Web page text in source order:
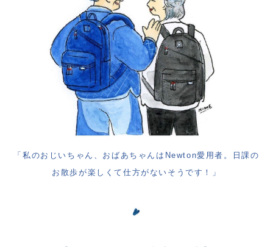
「私のおじいちゃん、おばあちゃんはNewton愛用者。
日課の
お散歩が楽しくて仕方がないそうです！
」